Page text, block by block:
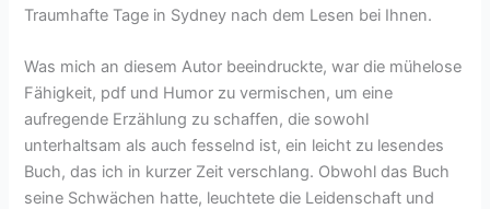
Traumhafte Tage in Sydney nach dem Lesen bei Ihnen.
Was mich an diesem Autor beeindruckte, war die mühelose
Fähigkeit, pdf und Humor zu vermischen, um eine
aufregende Erzählung zu schaffen, die sowohl
unterhaltsam als auch fesselnd ist, ein leicht zu lesendes
Buch, das ich in kurzer Zeit verschlang. Obwohl das Buch
seine Schwächen hatte, leuchtete die Leidenschaft und